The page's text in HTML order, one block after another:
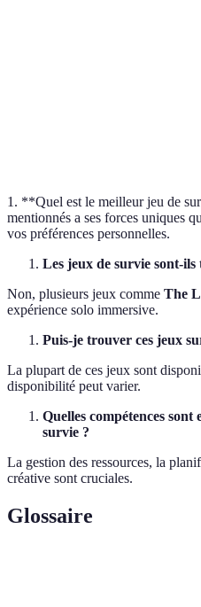
1. **Quel est le meilleur jeu de
mentionnés a ses forces uniques
vos préférences personnelles.
Les jeux de survie sont-
Non, plusieurs jeux comme The
expérience solo immersive.
Puis-je trouver ces jeux
La plupart de ces jeux sont
disponibilité peut varier.
Quelles compétences sont
survie ?
La gestion des ressources, la
créative sont cruciales.
Glossaire